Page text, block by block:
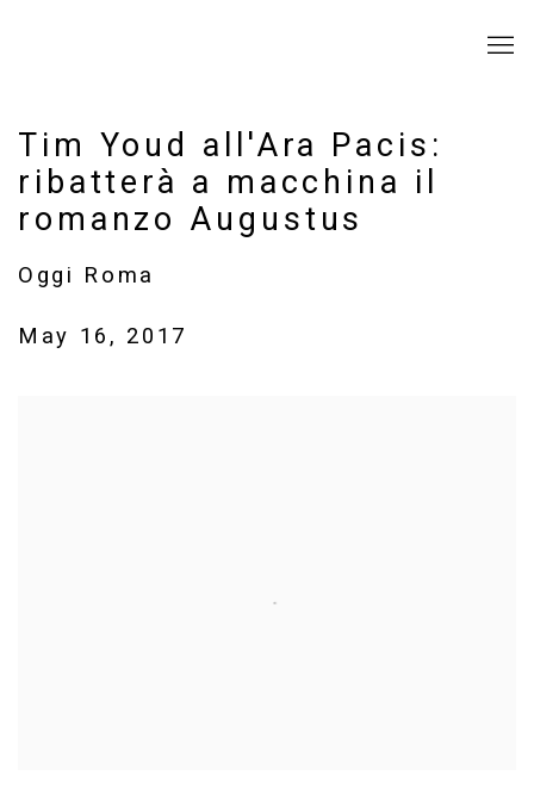
Tim Youd all'Ara Pacis:
ribatterà a macchina il
romanzo Augustus
Oggi Roma
May 16, 2017